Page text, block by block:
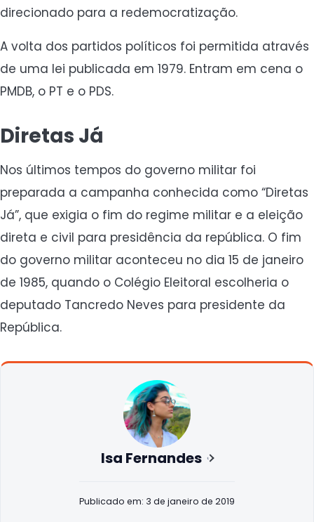
direcionado para a redemocratização.
A volta dos partidos políticos foi permitida através
de uma lei publicada em 1979. Entram em cena o
PMDB, o PT e o PDS.
Diretas Já
Nos últimos tempos do governo militar foi
preparada a campanha conhecida como “Diretas
Já”, que exigia o fim do regime militar e a eleição
direta e civil para presidência da república. O fim
do governo militar aconteceu no dia 15 de janeiro
de 1985, quando o Colégio Eleitoral escolheria o
deputado Tancredo Neves para presidente da
República.
Isa Fernandes
Publicado em: 3 de janeiro de 2019